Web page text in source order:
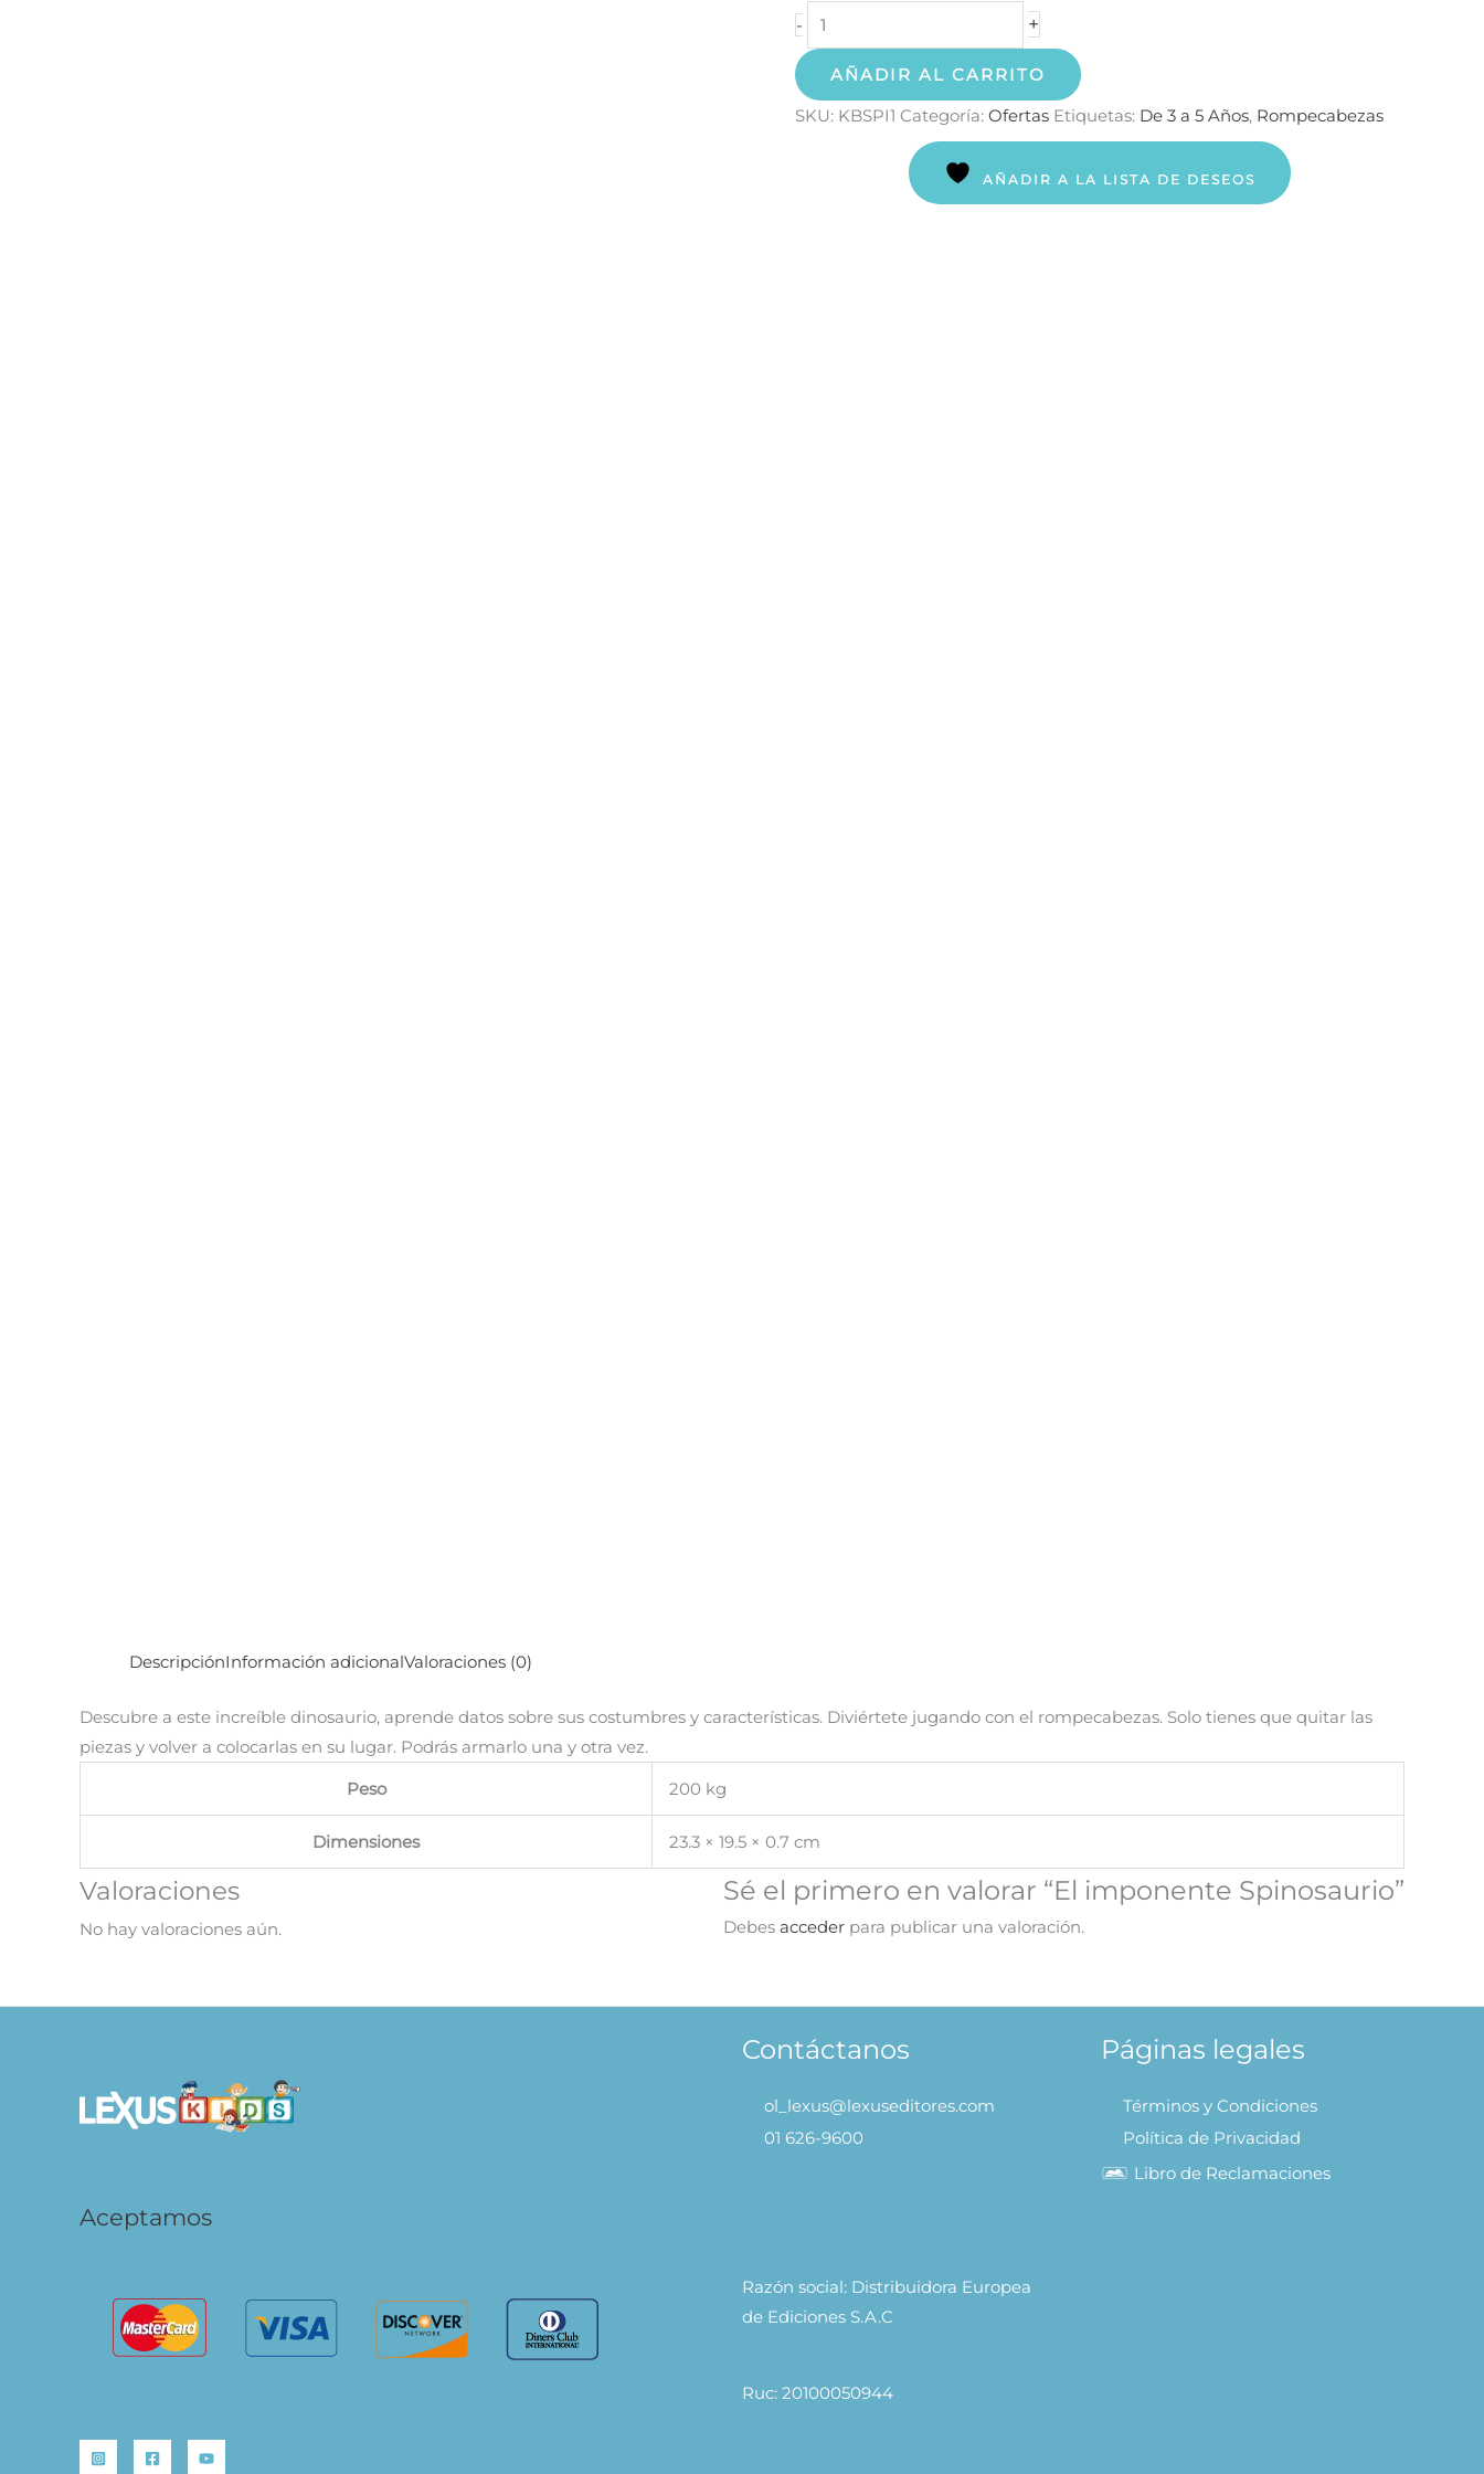
- +
AÑADIR AL CARRITO
SKU: KBSPI1 Categoría: Ofertas Etiquetas: De 3 a 5 Años, Rompecabezas
AÑADIR A LA LISTA DE DESEOS
DescripciónInformación adicionalValoraciones (0)
Descubre a este increíble dinosaurio, aprende datos sobre sus costumbres y características. Diviértete jugando con el rompecabezas. Solo tienes que quitar las
piezas y volver a colocarlas en su lugar. Podrás armarlo una y otra vez.
Peso
200 kg
Dimensiones 23.3 × 19.5 × 0.7 cm
Valoraciones
No hay valoraciones aún.
Sé el primero en valorar “El imponente Spinosaurio”
Debes acceder para publicar una valoración.
Aceptamos
Contáctanos
ol_lexus@lexuseditores.com
01 626-9600
Razón social: Distribuidora Europea
de Ediciones S.A.C
Ruc: 20100050944
Páginas legales
Términos y Condiciones
Política de Privacidad
Libro de Reclamaciones